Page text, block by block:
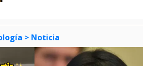
> Noticia